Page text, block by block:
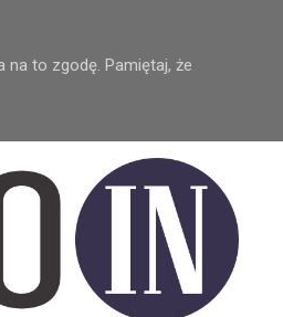
to zgodę. Pamiętaj, że